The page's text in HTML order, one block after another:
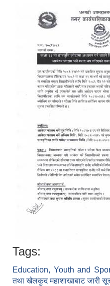
Tags:
Education, Youth and
तथा खेलकुद महाशाखाबाट जारी